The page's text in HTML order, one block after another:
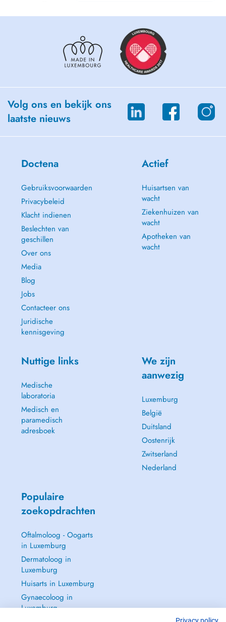
Volg ons en bekijk ons
laatste nieuws
Doctena
Gebruiksvoorwaarden
Privacybeleid
Klacht indienen
Beslechten van
geschillen
Over ons
Media
Blog
Jobs
Contacteer ons
Juridische
kennisgeving
Actief
Huisartsen van
wacht
Ziekenhuizen van
wacht
Apotheken van
wacht
Nuttige links
Medische
laboratoria
Medisch en
paramedisch
adresboek
We zijn
aanwezig
Luxemburg
België
Duitsland
Oostenrijk
Zwitserland
Nederland
Populaire
zoekopdrachten
Oftalmoloog - Oogarts
in Luxemburg
Dermatoloog in
Luxemburg
Huisarts in Luxemburg
Gynaecoloog in
Luxemburg